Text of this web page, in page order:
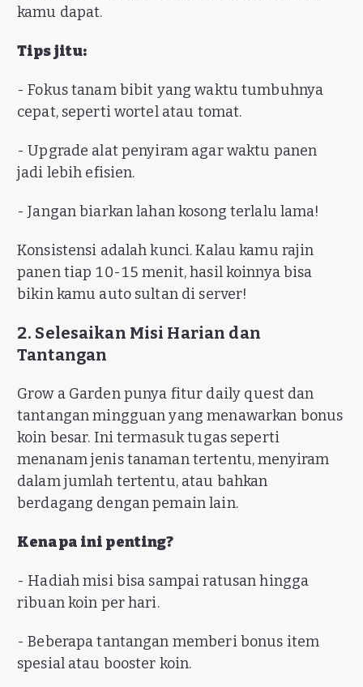
kamu dapat.
Tips jitu:
- Fokus tanam bibit yang waktu tumbuhnya
cepat, seperti wortel atau tomat.
- Upgrade alat penyiram agar waktu panen
jadi lebih efisien.
- Jangan biarkan lahan kosong terlalu lama!
Konsistensi adalah kunci. Kalau kamu rajin
panen tiap 10-15 menit, hasil koinnya bisa
bikin kamu auto sultan di server!
2. Selesaikan Misi Harian dan
Tantangan
Grow a Garden punya fitur daily quest dan
tantangan mingguan yang menawarkan bonus
koin besar. Ini termasuk tugas seperti
menanam jenis tanaman tertentu, menyiram
dalam jumlah tertentu, atau bahkan
berdagang dengan pemain lain.
Kenapa ini penting?
- Hadiah misi bisa sampai ratusan hingga
ribuan koin per hari.
- Beberapa tantangan memberi bonus item
spesial atau booster koin.